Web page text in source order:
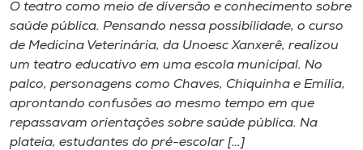
Internacionalização
I.nova
Diplomados
O teatro como meio de diversão e conhecimento sobre
saúde pública. Pensando nessa possibilidade, o curso
de Medicina Veterinária, da Unoesc Xanxerê, realizou
um teatro educativo em uma escola municipal. No
palco, personagens como Chaves, Chiquinha e Emília,
aprontando confusões ao mesmo tempo em que
repassavam orientações sobre saúde pública. Na
plateia, estudantes do pré-escolar […]